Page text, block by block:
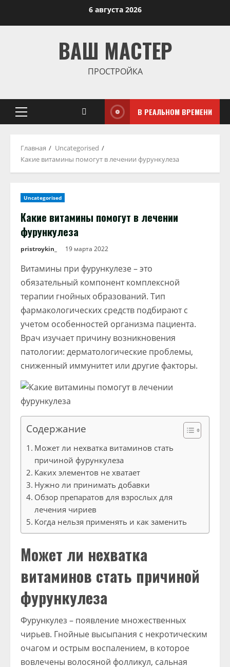
6 августа 2026
ВАШ МАСТЕР
ПРОСТРОЙКА
Основное
В РЕАЛЬНОМ ВРЕМЕНИ
Главная
Uncategorised
Какие витамины помогут в лечении фурункулеза
Uncategorised
Какие витамины помогут в лечении
фурункулеза
pristroykin_ 19 марта 2022
Витамины при фурункулезе – это
обязательный компонент комплексной
терапии гнойных образований. Тип
фармакологических средств подбирают с
учетом особенностей организма пациента.
Врач изучает причину возникновения
патологии: дерматологические проблемы,
сниженный иммунитет или другие факторы.
Содержание
Может ли нехватка витаминов стать
причиной фурункулеза
Каких элементов не хватает
Нужно ли принимать добавки
Обзор препаратов для взрослых для
лечения чириев
Когда нельзя применять и как заменить
Может ли нехватка
витаминов стать причиной
фурункулеза
Фурункулез – появление множественных
чирьев. Гнойные высыпания с некротическим
очагом и острым воспалением, в которое
вовлечены волосяной фолликул, сальная